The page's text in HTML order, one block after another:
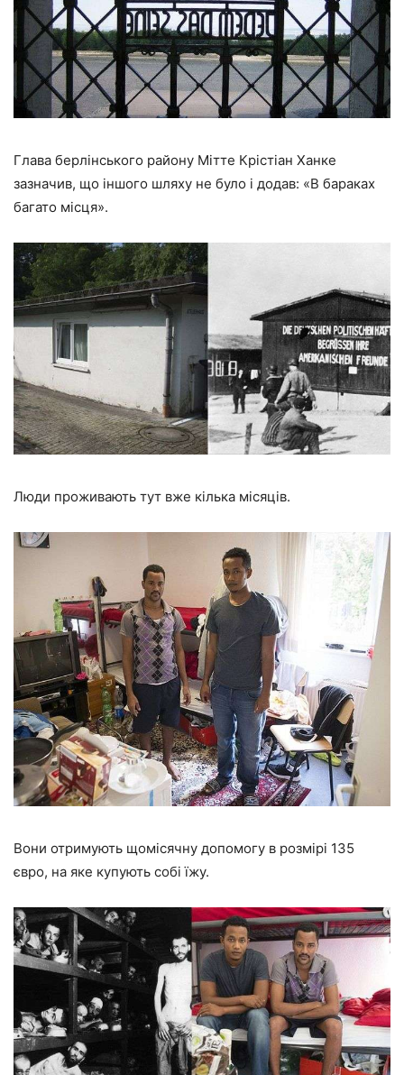
Глава берлінського району Мітте Крістіан Ханке
зазначив, що іншого шляху не було і додав: «В бараках
багато місця».
Люди проживають тут вже кілька місяців.
Вони отримують щомісячну допомогу в розмірі 135
євро, на яке купують собі їжу.